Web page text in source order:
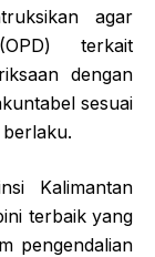
agar
terkait
dengan
sesuai
Kalimantan
terbaik yang
pengendalian